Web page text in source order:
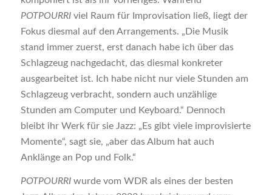
POTPOURRIviel Raum für Improvisation ließ, liegt der
Fokus diesmal auf den Arrangements. „Die Musik
stand immer zuerst, erst danach habe ich über das
Schlagzeug nachgedacht, das diesmal konkreter
ausgearbeitet ist. Ich habe nicht nur viele Stunden am
Schlagzeug verbracht, sondern auch unzählige
Stunden am Computer und Keyboard.“ Dennoch
bleibt ihr Werk für sie Jazz: „Es gibt viele improvisierte
Momente“, sagt sie, „aber das Album hat auch
Anklänge an Pop und Folk.“
POTPOURRIwurde vom WDR als eines der besten